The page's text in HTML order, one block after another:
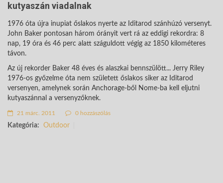
kutyaszán viadalnak
1976 óta újra inupiat őslakos nyerte az Iditarod szánhúzó versenyt.
John Baker pontosan három órányit vert rá az eddigi rekordra: 8
nap, 19 óra és 46 perc alatt száguldott végig az 1850 kilométeres
távon.
Az új rekorder Baker 48 éves és alaszkai bennszülött... Jerry Riley
1976-os győzelme óta nem született őslakos siker az Iditarod
versenyen, amelynek során Anchorage-ből Nome-ba kell eljutni
kutyaszánnal a versenyzőknek.
21 márc. 2011 0 hozzászólás
Kategória: Outdoor